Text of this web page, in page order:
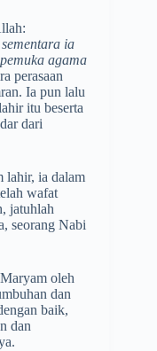
ia
agama
perasaan
Ia pun lalu
itu beserta
dari
lahir, ia dalam
wafat
jatuhlah
seorang Nabi
oleh
dan
baik,
dan